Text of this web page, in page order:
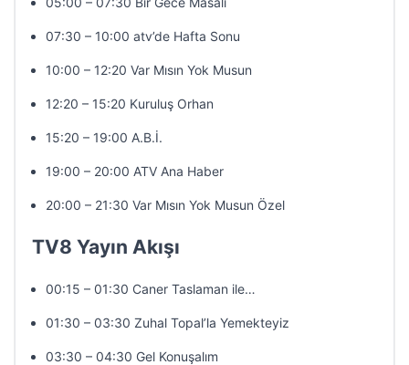
07:30 – 10:00 atv’de Hafta Sonu
10:00 – 12:20 Var Mısın Yok Musun
12:20 – 15:20 Kuruluş Orhan
15:20 – 19:00 A.B.İ.
19:00 – 20:00 ATV Ana Haber
20:00 – 21:30 Var Mısın Yok Musun Özel
TV8 Yayın Akışı
00:15 – 01:30 Caner Taslaman ile…
01:30 – 03:30 Zuhal Topal’la Yemekteyiz
03:30 – 04:30 Gel Konuşalım